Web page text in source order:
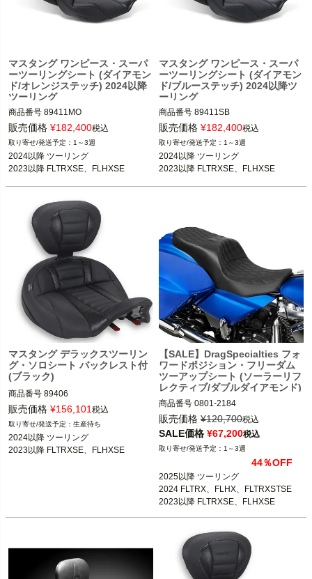
マスタング ワンピース・スーパ
ーツーリングシート (ダイアモン
ド/オレンジステッチ) 2024以降
ツーリング
商品番号 89411MO
3OT：0801-2130
販売価格 ¥182,400税込
1～3週
2024以降 ツーリング
2023以降 FLTRXSE、FLHXSE
マスタング ワンピース・スーパ
ーツーリングシート (ダイアモン
ド/ブルーステッチ) 2024以降ツ
ーリング
商品番号 89411SB
3OT：0801-2131
販売価格 ¥182,400税込
1～3週
2024以降 ツーリング
2023以降 FLTRXSE、FLHXSE
マスタング デラックスツーリン
グ・ソロシート バックレスト付
(ブラック)
商品番号 89406
3OT：0801-2326
販売価格 ¥156,101税込
生産待ち
2024以降 ツーリング
2023以降 FLTRXSE、FLHXSE
【SALE】DragSpecialties フォ
ワードポジション・フリーダム
ツーアップシート (ソーラーリフ
レクティブ/ダブルダイアモンド)
商品番号 0801-2184
販売価格 ¥120,700税込
SALE価格 ¥67,200税込
1～3週
44％OFF
2025以降 ツーリング
2024 FLTRX、FLHX、FLTRXSTSE
2023以降 FLTRXSE、FLHXSE